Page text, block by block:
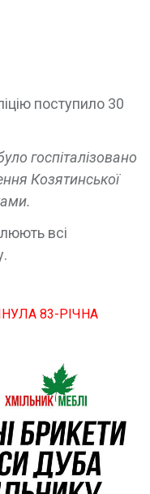
поступило 30
госпіталізовано
Козятинської
всі
83-РІЧНА